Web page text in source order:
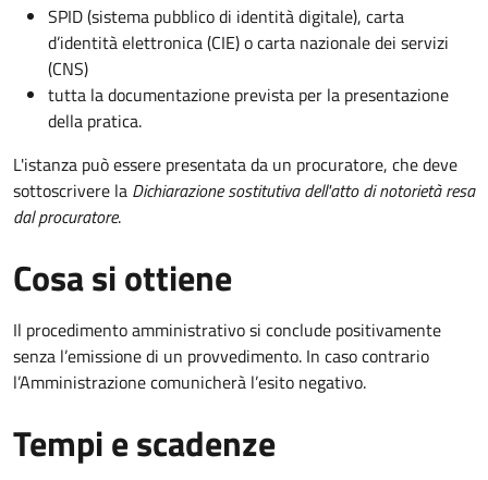
SPID (sistema pubblico di identità digitale), carta
d’identità elettronica (CIE) o carta nazionale dei servizi
(CNS)
tutta la documentazione prevista per la presentazione
della pratica.
L'istanza può essere presentata da un procuratore, che deve
sottoscrivere la Dichiarazione sostitutiva dell'atto di notorietà resa
dal procuratore.
Cosa si ottiene
Il procedimento amministrativo si conclude positivamente
senza l’emissione di un provvedimento. In caso contrario
l’Amministrazione comunicherà l’esito negativo.
Tempi e scadenze